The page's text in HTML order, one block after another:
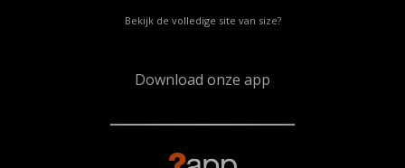
Bekijk de volledige site van size?
Download onze app